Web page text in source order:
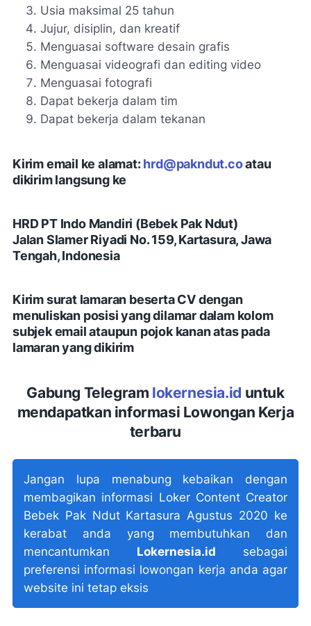
Usia maksimal 25 tahun
Jujur, disiplin, dan kreatif
Menguasai software desain grafis
Menguasai videografi dan editing video
Menguasai fotografi
Dapat bekerja dalam tim
Dapat bekerja dalam tekanan
Kirim email ke alamat:hrd@pakndut.coatau
dikirim langsung ke
HRD PT Indo Mandiri (Bebek Pak Ndut)
Jalan Slamer Riyadi No. 159, Kartasura, Jawa
Tengah, Indonesia
Kirim surat lamaran beserta CV dengan
menuliskan posisi yang dilamar dalam kolom
subjek email ataupun pojok kanan atas pada
lamaran yang dikirim
Gabung Telegram lokernesia.id untuk
mendapatkan informasi Lowongan Kerja
terbaru
Jangan lupa menabung kebaikan dengan
membagikan informasi Loker Content Creator
Bebek Pak Ndut Kartasura Agustus 2020 ke
kerabat anda yang membutuhkan dan
mencantumkan Lokernesia.id sebagai
preferensi informasi lowongan kerja anda agar
website ini tetap eksis